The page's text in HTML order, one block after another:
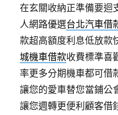
在玄關收納正準備要迴
人網路優選台北汽車借
款超高額度利息低放款
城機車借款收費標準喜
率更多分期機車都可借
讓您的愛車替您當鋪公
讓您週轉更便利顧客借